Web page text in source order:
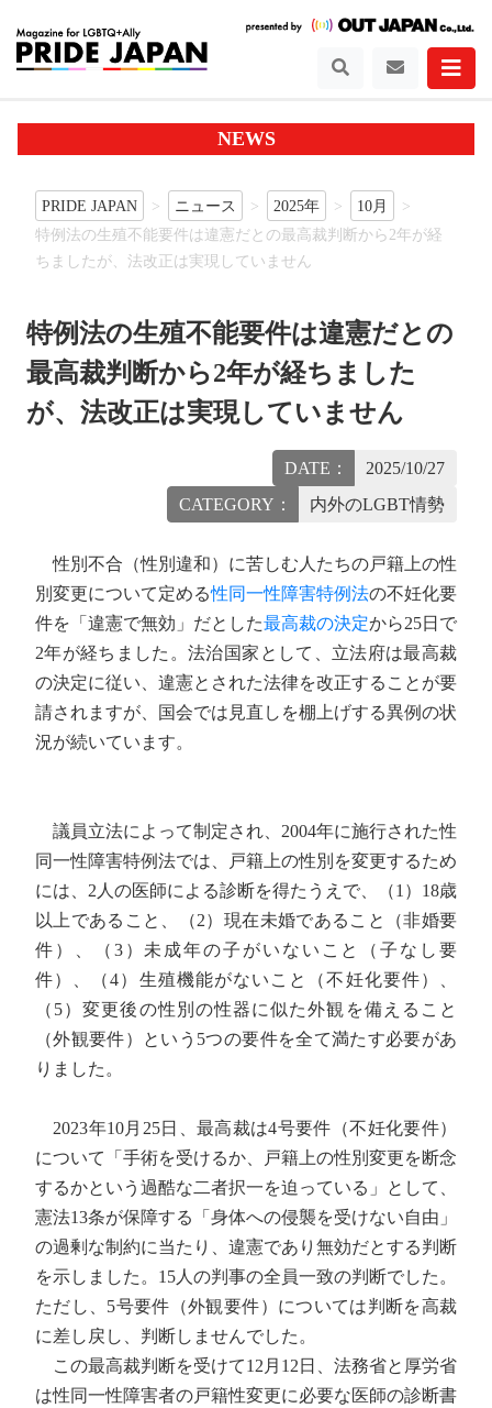
NEWS
PRIDE JAPAN ニュース 2025年
10月
特例法の生殖不能要件は違憲だとの最高裁判断から2年が経
ちましたが、法改正は実現していません
特例法の生殖不能要件は違憲だとの
最高裁判断から2年が経ちました
が、法改正は実現していません
DATE：
2025/10/27
CATEGORY：
内外のLGBT情勢
性別不合（性別違和）に苦しむ人たちの戸籍上の性
別変更について定める性同一性障害特例法の不妊化要
件を「違憲で無効」だとした最高裁の決定から25日で
2年が経ちました。法治国家として、立法府は最高裁
の決定に従い、違憲とされた法律を改正することが要
請されますが、国会では見直しを棚上げする異例の状
況が続いています。
議員立法によって制定され、2004年に施行された性
同一性障害特例法では、戸籍上の性別を変更するため
には、2人の医師による診断を得たうえで、（1）18歳
以上であること、（2）現在未婚であること（非婚要
件）、（3）未成年の子がいないこと（子なし要
件）、（4）生殖機能がないこと（不妊化要件）、
（5）変更後の性別の性器に似た外観を備えること
（外観要件）という5つの要件を全て満たす必要があ
りました。
2023年10月25日、最高裁は4号要件（不妊化要件）
について「手術を受けるか、戸籍上の性別変更を断念
するかという過酷な二者択一を迫っている」として、
憲法13条が保障する「身体への侵襲を受けない自由」
の過剰な制約に当たり、違憲であり無効だとする判断
を示しました。15人の判事の全員一致の判断でした。
ただし、5号要件（外観要件）については判断を高裁
に差し戻し、判断しませんでした。
この最高裁判断を受けて12月12日、法務省と厚労省
は性同一性障害者の戸籍性変更に必要な医師の診断書